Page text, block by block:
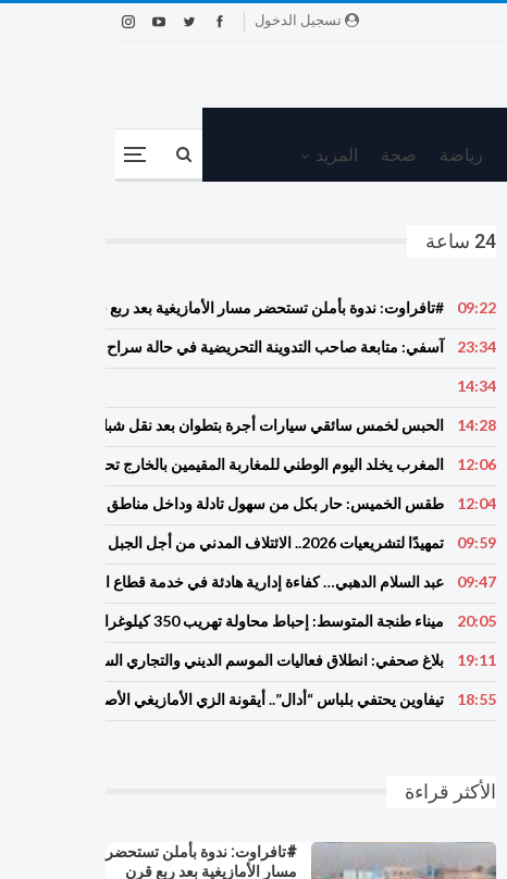
تسجيل الدخول
رياضة صحة المزيد
24 ساعة
09:22 #تافراوت: ندوة بأملن تستحضر مسار الأمازيغية بعد ربع قرن من خطاب
23:34 آسفي: متابعة صاحب التدوينة التحريضية في حالة سراح
14:34
14:28 الحبس لخمس سائقي سيارات أجرة بتطوان بعد نقل شبان إلى محيط باب
12:06 المغرب يخلد اليوم الوطني للمغاربة المقيمين بالخارج تحت شعار خدمة
12:04 طقس الخميس: ﺣﺎﺭ بكل من سهول تادلة وداخل مناطق سوس
09:59 تمهيدًا لتشريعيات 2026.. الائتلاف المدني من أجل الجبل يطلق حملة وطنية للمطالبة بـ”تعاقد سياسي منصف” مع المناطق الجبلية
09:47 عبد السلام الدهبي… كفاءة إدارية هادئة في خدمة قطاع الصحة بجهة
20:05 ميناء طنجة المتوسط: إحباط محاولة تهريب 350 كيلوغراما من مخدر الشيرا بفاكهة الدلاح
19:11 بلاغ صحفي: انطلاق فعاليات الموسم الديني والتجاري السنوي لسيدي عبد
18:55 تيفاوين يحتفي بلباس “أدال”.. أيقونة الزي الأمازيغي الأصيل ويكرّم
الأكثر قراءة
#تافراوت: ندوة بأملن تستحضر
مسار الأمازيغية بعد ربع قرن